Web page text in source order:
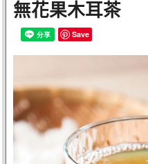
無花果木耳茶
Save